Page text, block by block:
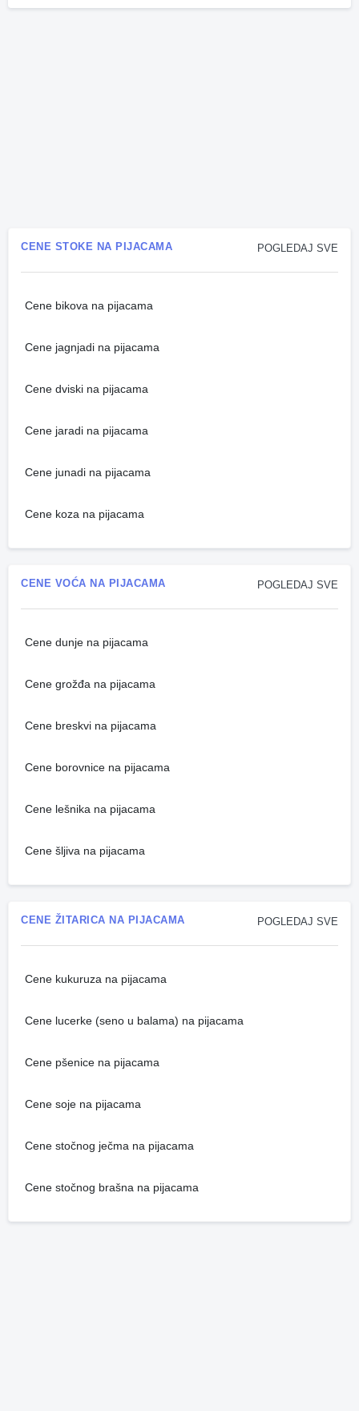
POGLEDAJ SVE
CENE STOKE NA PIJACAMA
Cene bikova na pijacama
Cene jagnjadi na pijacama
Cene dviski na pijacama
Cene jaradi na pijacama
Cene junadi na pijacama
Cene koza na pijacama
POGLEDAJ SVE
CENE VOĆA NA PIJACAMA
Cene dunje na pijacama
Cene grožđa na pijacama
Cene breskvi na pijacama
Cene borovnice na pijacama
Cene lešnika na pijacama
Cene šljiva na pijacama
POGLEDAJ SVE
CENE ŽITARICA NA PIJACAMA
Cene kukuruza na pijacama
Cene lucerke (seno u balama) na pijacama
Cene pšenice na pijacama
Cene soje na pijacama
Cene stočnog ječma na pijacama
Cene stočnog brašna na pijacama